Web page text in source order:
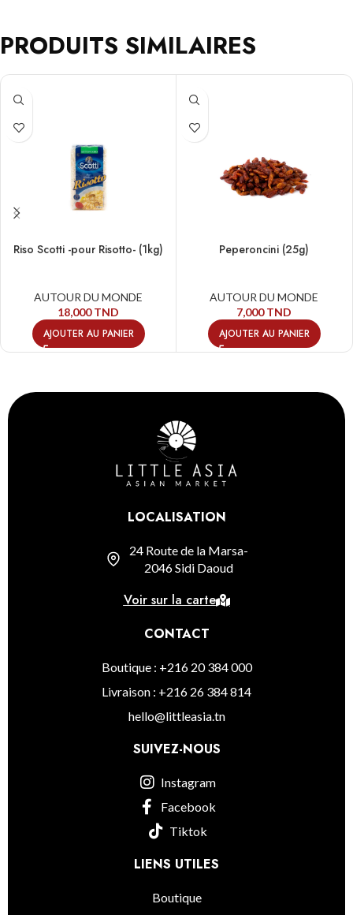
PRODUITS SIMILAIRES
Riso Scotti -pour Risotto- (1kg)
AUTOUR DU MONDE
18,000TND
AJOUTER AU PANIER
Peperoncini (25g)
AUTOUR DU MONDE
7,000TND
AJOUTER AU PANIER
LOCALISATION
24 Route de la Marsa-
2046 Sidi Daoud
Voir sur la carte
CONTACT
Boutique : +216 20 384 000
Livraison : +216 26 384 814
hello@littleasia.tn
SUIVEZ-NOUS
Instagram
Facebook
Tiktok
LIENS UTILES
Boutique